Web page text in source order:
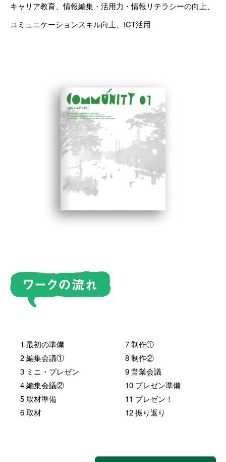
キャリア教育、情報編集・活用力・情報リテラシーの向上、
コミュニケーションスキル向上、ICT活用
1 最初の準備
2 編集会議①
3 ミニ・プレゼン
4 編集会議②
5 取材準備
6 取材
7 制作①
8 制作②
9 営業会議
10 プレゼン準備
11 プレゼン！
12 振り返り